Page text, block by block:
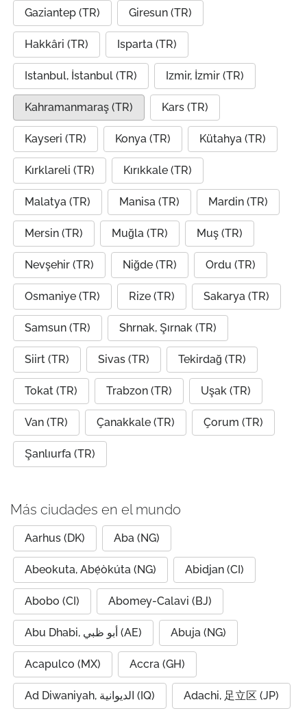
Gaziantep (TR) Giresun (TR)
Hakkâri (TR) Isparta (TR)
Istanbul, İstanbul (TR) Izmir, İzmir (TR)
Kahramanmaraş (TR) Kars (TR)
Kayseri (TR) Konya (TR) Kütahya (TR)
Kırklareli (TR) Kırıkkale (TR)
Malatya (TR) Manisa (TR) Mardin (TR)
Mersin (TR) Muğla (TR) Muş (TR)
Nevşehir (TR) Niğde (TR) Ordu (TR)
Osmaniye (TR) Rize (TR) Sakarya (TR)
Samsun (TR) Shrnak, Şırnak (TR)
Siirt (TR) Sivas (TR) Tekirdağ (TR)
Tokat (TR) Trabzon (TR) Uşak (TR)
Van (TR) Çanakkale (TR) Çorum (TR)
Şanlıurfa (TR)
Más ciudades en el mundo
Aarhus (DK) Aba (NG)
Abeokuta, Abẹ́òkúta (NG) Abidjan (CI)
Abobo (CI) Abomey-Calavi (BJ)
Abu Dhabi, أبو ظبي (AE) Abuja (NG)
Acapulco (MX) Accra (GH)
Ad Diwaniyah, الديوانية (IQ) Adachi, 足立区 (JP)